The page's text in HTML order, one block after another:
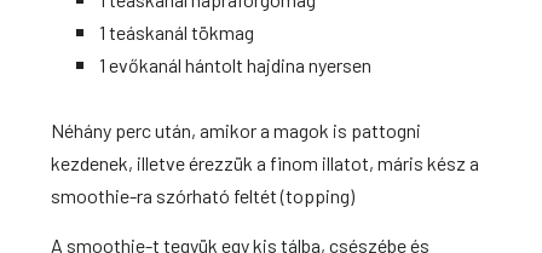
1 teáskanál tökmag
1 evőkanál hántolt hajdina nyersen
Néhány perc után, amikor a magok is pattogni
kezdenek, illetve érezzük a finom illatot, máris kész a
smoothie-ra szórható feltét (topping)
A smoothie-t tegyük egy kis tálba, csészébe és